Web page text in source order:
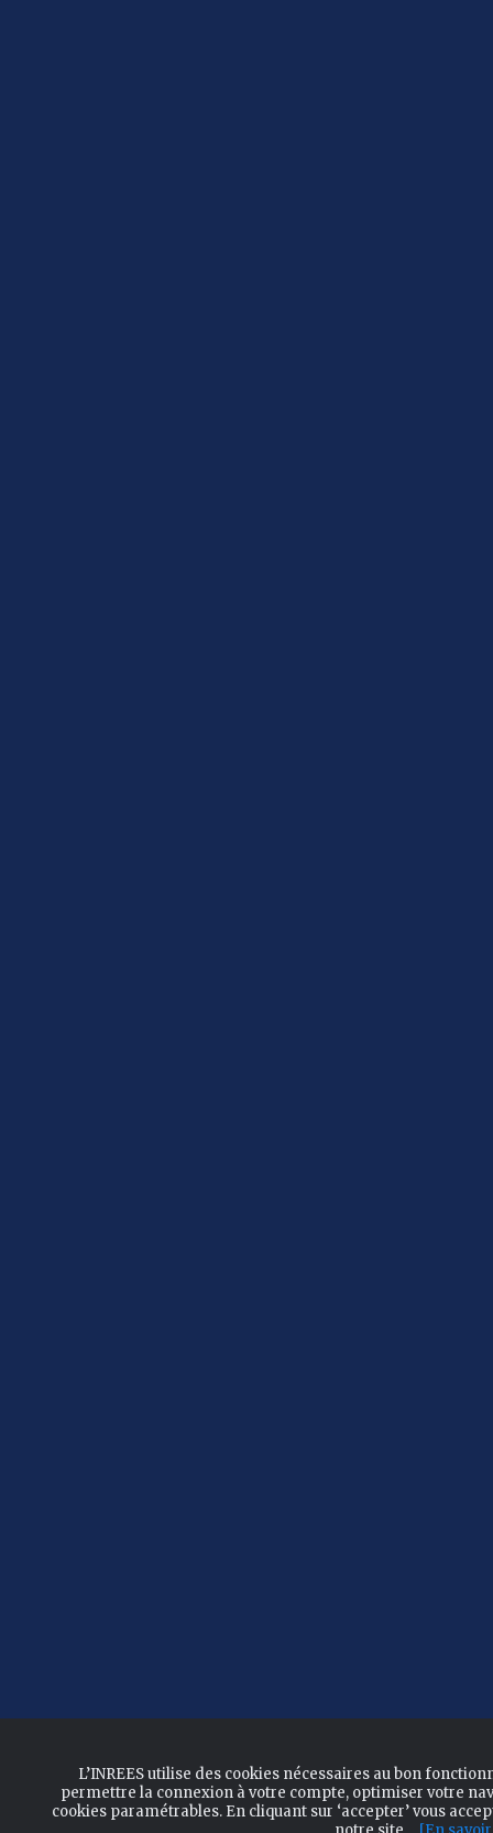
L’INREES utilise des cookies nécessaires au bon
permettre la connexion à votre compte, optimiser votre
cookies paramétrables. En cliquant sur ‘accepter’ vous